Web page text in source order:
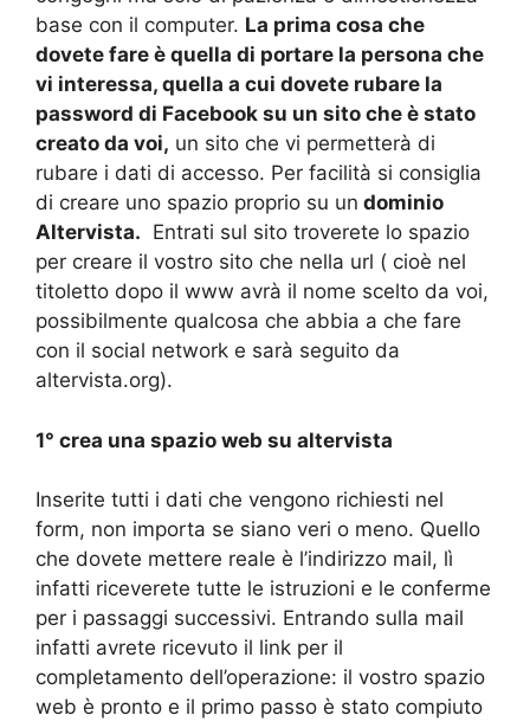
base con il computer. La prima cosa che
dovete fare è quella di portare la persona che
vi interessa, quella a cui dovete rubare la
password di Facebook su un sito che è stato
creato da voi, un sito che vi permetterà di
rubare i dati di accesso. Per facilità si consiglia
di creare uno spazio proprio su un dominio
Altervista. Entrati sul sito troverete lo spazio
per creare il vostro sito che nella url ( cioè nel
titoletto dopo il www avrà il nome scelto da voi,
possibilmente qualcosa che abbia a che fare
con il social network e sarà seguito da
altervista.org).
1° crea una spazio web su altervista
Inserite tutti i dati che vengono richiesti nel
form, non importa se siano veri o meno. Quello
che dovete mettere reale è l’indirizzo mail, lì
infatti riceverete tutte le istruzioni e le conferme
per i passaggi successivi. Entrando sulla mail
infatti avrete ricevuto il link per il
completamento dell’operazione: il vostro spazio
web è pronto e il primo passo è stato compiuto